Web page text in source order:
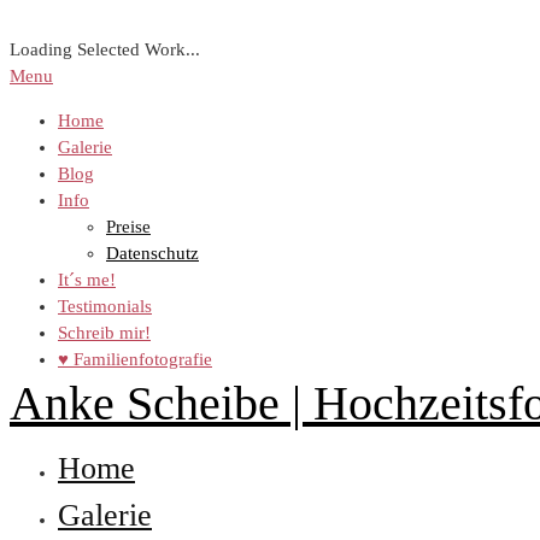
Loading Selected Work...
Menu
Home
Galerie
Blog
Info
Preise
Datenschutz
It´s me!
Testimonials
Schreib mir!
♥ Familienfotografie
Anke Scheibe |
Home
Galerie